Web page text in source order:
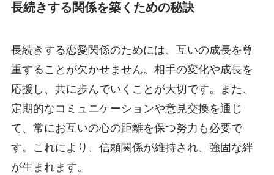
長続きする関係を築くための秘訣
長続きする恋愛関係のためには、互いの成長を尊
重することが欠かせません。相手の変化や成長を
応援し、共に歩んでいくことが大切です。また、
定期的なコミュニケーションや意見交換を通じ
て、常にお互いの心の距離を保つ努力も必要で
す。これにより、信頼関係が維持され、強固な絆
が生まれます。